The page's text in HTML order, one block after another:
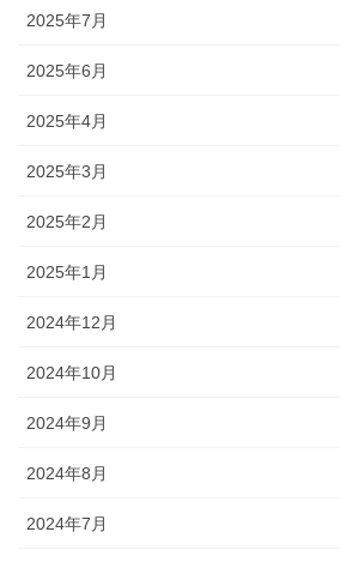
2025年7月
2025年6月
2025年4月
2025年3月
2025年2月
2025年1月
2024年12月
2024年10月
2024年9月
2024年8月
2024年7月